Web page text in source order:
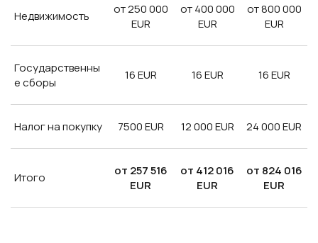
Недвижимость
от 250 000
EUR
от 400 000
EUR
от 800 000
EUR
Государственны
е сборы
16 EUR 16 EUR 16 EUR
Налог на покупку 7500 EUR 12 000 EUR 24 000 EUR
Итого
от 257 516
EUR
от 412 016
EUR
от 824 016
EUR